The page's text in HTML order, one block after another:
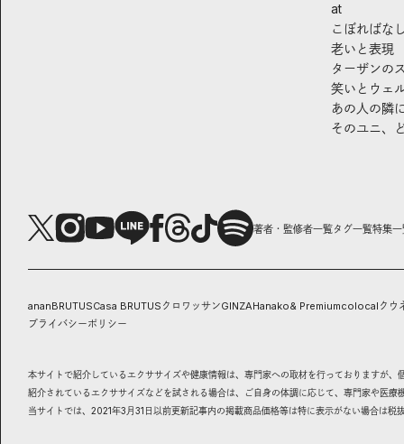
at
こぼればな
老いと表現
ターザンの
笑いとウェ
あの人の隣
そのユニ、
著者・監修者一覧タグ一覧特集
ananBRUTUSCasa BRUTUS クロワッサンGINZAHanako& Premiumcolocal クウ
プライバシーポリシー
本サイトで紹介しているエクササイズや健康情報は、専門家への取材を行っておりますが、
紹介されているエクササイズなどを試される場合は、ご自身の体調に応じて、専門家や医療
当サイトでは、2021年3月31日以前更新記事内の掲載商品価格等は特に表示がない場合は